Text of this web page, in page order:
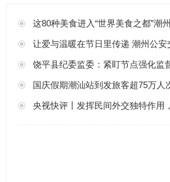
这80种美食进入“世界美食之都”潮
让爱与温暖在节日里传递 潮州公
饶平县纪委监委：紧盯节点强化监
国庆假期潮汕站到发旅客超75万人
央视快评丨发挥民间外交独特作用